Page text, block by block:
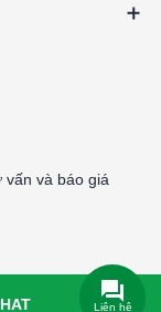
vấn và báo giá
Liên hệ